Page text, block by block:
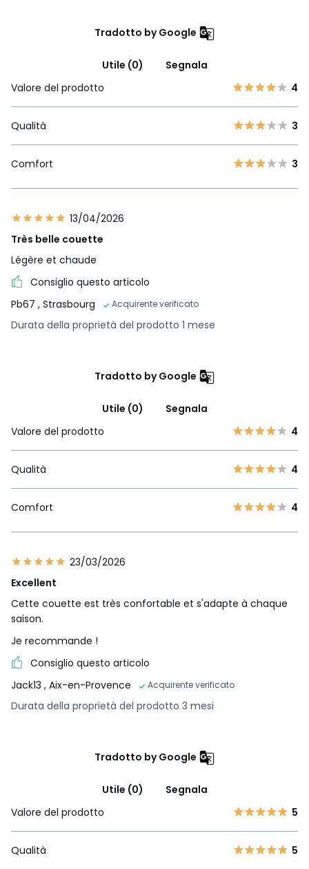
Tradotto by Google
Utile (0)
Segnala
Valore del prodotto
4
Qualità 3
Comfort 3
13/04/2026
Très belle couette
Légère et chaude
Consiglio questo articolo
Pb67 , Strasbourg Acquirente verificato
Durata della proprietà del prodotto 1 mese
Tradotto by Google
Utile (0)
Segnala
Valore del prodotto
4
Qualità 4
Comfort 4
23/03/2026
Excellent
Cette couette est très confortable et s'adapte à chaque
saison.
Je recommande !
Consiglio questo articolo
Jack13 , Aix-en-Provence Acquirente verificato
Durata della proprietà del prodotto 3 mesi
Tradotto by Google
Utile (0)
Segnala
Valore del prodotto
5
Qualità 5